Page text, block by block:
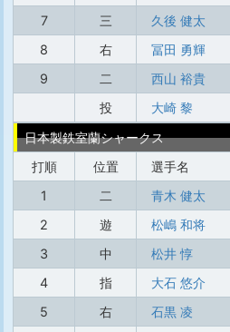
7
三 久後 健太
8
右 冨田 勇輝
9
二 西山 裕貴
投
大崎 黎
日本製鉄室蘭シャークス
打順
位置 選手名
1
二 青木 健太
2
遊 松嶋 和将
3
中 松井 惇
4
指 大石 悠介
5
右 石黒 凌